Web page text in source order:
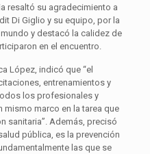
resaltó su agradecimiento a
Di Giglio y su equipo, por la
y destacó la calidez de
en el encuentro.
López, indicó que “el
entrenamientos y
los profesionales y
marco en la tarea que
sanitaria”. Además, precisó
pública, es la prevención
las que se